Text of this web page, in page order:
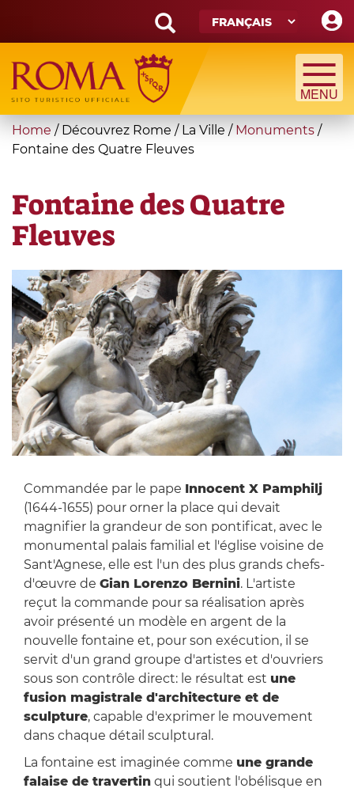
main
content
Search
form
Recherche
You
are
Home / Découvrez Rome / La Ville / Monuments /
Fontaine des Quatre Fleuves
Fontaine des Quatre
Fleuves
Commandée par le pape Innocent X Pamphilj
(1644-1655) pour orner la place qui devait
magnifier la grandeur de son pontificat, avec le
monumental palais familial et l'église voisine de
Sant'Agnese, elle est l'un des plus grands chefs-
d'œuvre de Gian Lorenzo Bernini. L'artiste
reçut la commande pour sa réalisation après
avoir présenté un modèle en argent de la
nouvelle fontaine et, pour son exécution, il se
servit d'un grand groupe d'artistes et d'ouvriers
sous son contrôle direct: le résultat est une
fusion magistrale d'architecture et de
sculpture, capable d'exprimer le mouvement
dans chaque détail sculptural.
La fontaine est imaginée comme une grande
falaise de travertinqui soutient l'obélisque en